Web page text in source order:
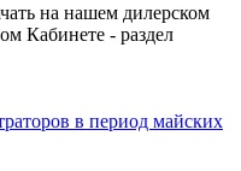
на нашем дилерском
Кабинете - раздел
в период майских